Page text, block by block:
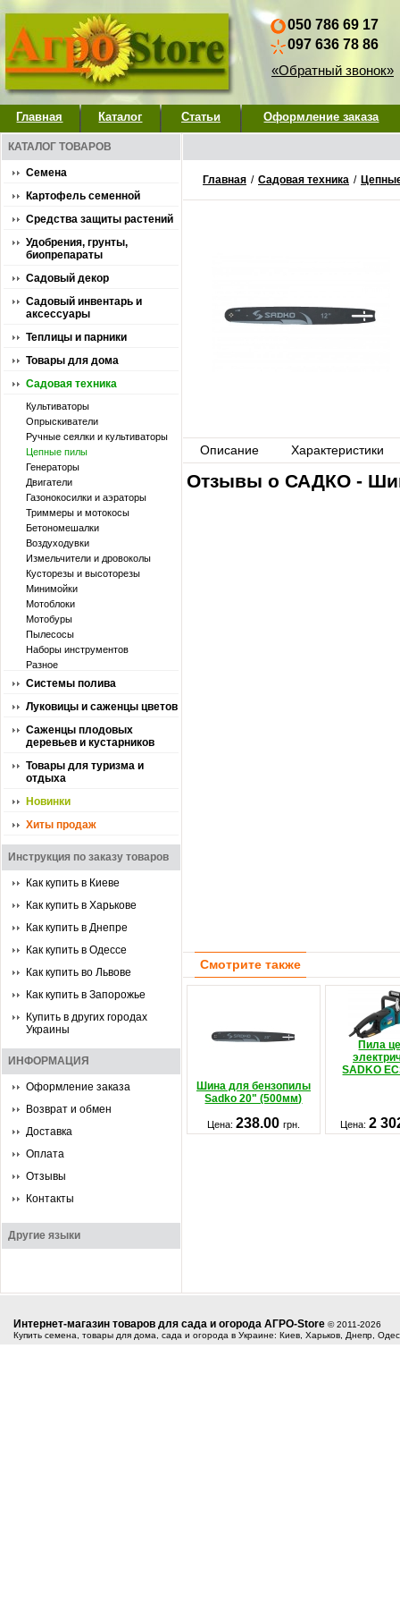
050 786 69 17
097 636 78 86
«Обратный звонок»
Главная Каталог Статьи Оформление заказа
КАТАЛОГ ТОВАРОВ
Семена
Картофель семенной
Средства защиты растений
Удобрения, грунты,
биопрепараты
Садовый декор
Садовый инвентарь и
аксессуары
Теплицы и парники
Товары для дома
Садовая техника
Культиваторы
Опрыскиватели
Ручные сеялки и культиваторы
Цепные пилы
Генераторы
Двигатели
Газонокосилки и аэраторы
Триммеры и мотокосы
Бетономешалки
Воздуходувки
Измельчители и дровоколы
Кусторезы и высоторезы
Минимойки
Мотоблоки
Мотобуры
Пылесосы
Наборы инструментов
Разное
Системы полива
Луковицы и саженцы цветов
Саженцы плодовых
деревьев и кустарников
Товары для туризма и
отдыха
Новинки
Хиты продаж
Инструкция по заказу товаров
Как купить в Киеве
Как купить в Харькове
Как купить в Днепре
Как купить в Одессе
Как купить во Львове
Как купить в Запорожье
Купить в других городах
Украины
ИНФОРМАЦИЯ
Оформление заказа
Возврат и обмен
Доставка
Оплата
Отзывы
Контакты
Другие языки
Главная / Садовая техника /
Описание Характеристики
Отзывы о САДКО -
Смотрите также
Шина для бензопилы
Sadko 20" (500мм)
Пила
SADKO
Цена: 238.00 грн. Цена: 2
Интернет-магазин товаров для сада и огорода АГРО-Store © 2011-2026
Купить семена, товары для дома, сада и огорода в Украине: Киев, Харьков, Днепр,